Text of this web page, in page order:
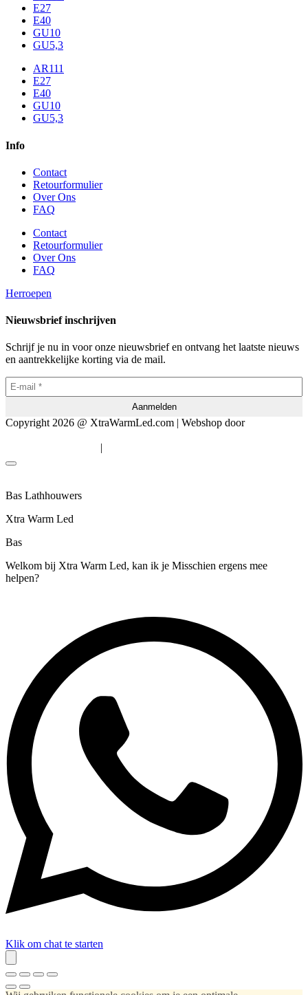
E27
E40
GU10
GU5,3
AR111
E27
E40
GU10
GU5,3
Info
Contact
Retourformulier
Over Ons
FAQ
Contact
Retourformulier
Over Ons
FAQ
Herroepen
Nieuwsbrief inschrijven
Schrijf je nu in voor onze nieuwsbrief en ontvang het laatste nieuws
en aantrekkelijke korting via de mail.
Copyright 2026 @ XtraWarmLed.com | Webshop door
|
Bas Lathhouwers
Xtra Warm Led
Bas
Welkom bij Xtra Warm Led, kan ik je Misschien ergens mee
helpen?
Klik om chat te starten